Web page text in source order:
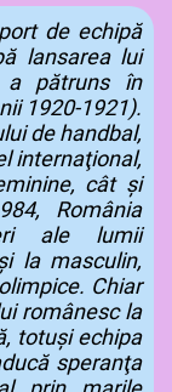
de echipă
lansarea lui
a pătruns în
1920-1921).
de handbal,
internaţional,
cât și
România
ale lumii
la masculin,
Chiar
românesc la
totuşi echipa
speranţa